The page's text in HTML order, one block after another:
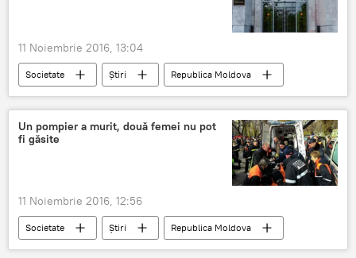
11 Noiembrie 2016, 13:04
Societate Știri
Republica Moldova
incendiu
Chişinău
Moldova
uzinelor
Un pompier a murit, două femei nu pot
fi găsite
11 Noiembrie 2016, 12:56
Societate Știri
Republica Moldova
pompier
incendiu
Moldova